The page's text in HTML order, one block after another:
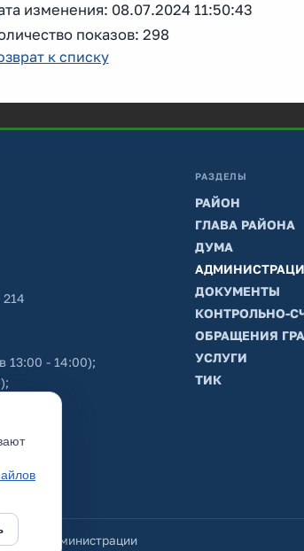
изменения: 08.07.2024 11:50:43
показов: 298
к списку
13:00 - 14:00);
РАЗДЕЛЫ
РАЙОН
ГЛАВА РАЙОНА
ДУМА
ДОКУМЕНТЫ
КОНТРОЛЬНО-
ОБРАЩЕНИЯ
УСЛУГИ
ТИК
сайт администрации